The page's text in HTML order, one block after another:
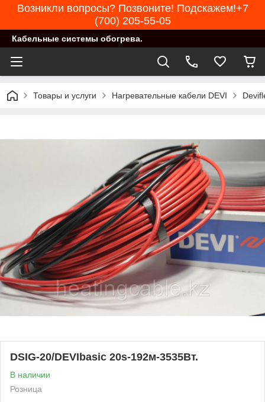
Возникли вопросы? Позвоните! Подскажем!+7
(700) 205-55-05
Кабельные системы обогрева.
Товары и услуги Нагревательные кабели DEVI
DSIG-20/DEVIbasic 20s-192м-3535Вт.
В наличии
Розница